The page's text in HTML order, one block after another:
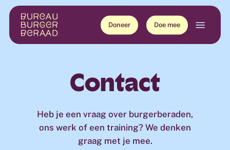
Skip
main
Doneer Doe mee
Contact
Heb je een vraag over burgerberaden,
ons werk of een training? We denken
graag met je mee.